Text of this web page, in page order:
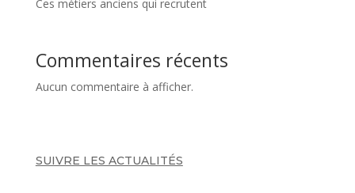
Ces métiers anciens qui recrutent
Commentaires récents
Aucun commentaire à afficher.
SUIVRE LES ACTUALITÉS